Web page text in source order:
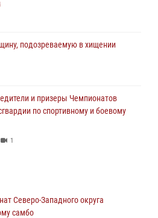
подозреваемую в хищении
и призеры Чемпионатов
по спортивному и боевому
1
ОБЛАСТИ ЗАДЕРЖАНО 23
Северо-Западного округа
самбо